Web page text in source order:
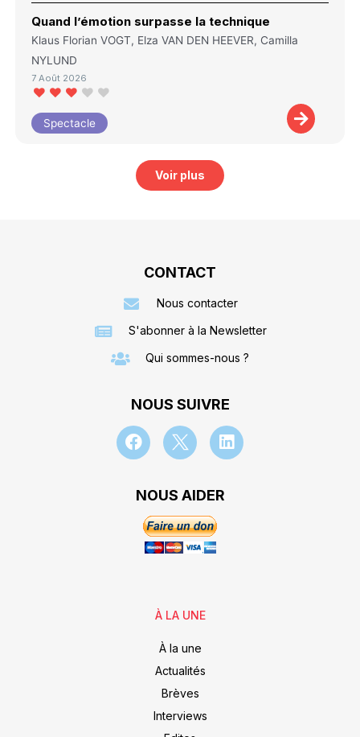
Quand l’émotion surpasse la technique
Klaus Florian VOGT, Elza VAN DEN HEEVER, Camilla
NYLUND
7 Août 2026
Spectacle
Voir plus
CONTACT
Nous contacter
S'abonner à la Newsletter
Qui sommes-nous ?
NOUS SUIVRE
NOUS AIDER
À LA UNE
À la une
Actualités
Brèves
Interviews